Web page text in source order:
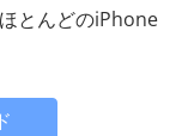
とんどのiPhone